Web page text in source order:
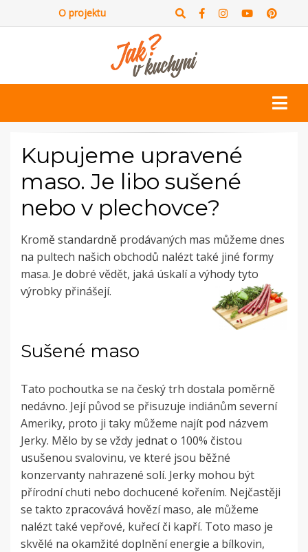
O projektu
Kupujeme upravené
maso. Je libo sušené
nebo v plechovce?
Kromě standardně prodávaných mas můžeme dnes
na pultech našich obchodů nalézt také jiné formy
masa. Je dobré vědět, jaká úskalí a výhody tyto
výrobky přinášejí.
Sušené maso
Tato pochoutka se na český trh dostala poměrně
nedávno. Její původ se přisuzuje indiánům severní
Ameriky, proto ji taky můžeme najít pod názvem
Jerky. Mělo by se vždy jednat o 100% čistou
usušenou svalovinu, ve které jsou běžné
konzervanty nahrazené solí. Jerky mohou být
přírodní chuti nebo dochucené kořením. Nejčastěji
se takto zpracovává hovězí maso, ale můžeme
nalézt také vepřové, kuřecí či kapří. Toto maso je
skvělé na okamžité doplnění energie a bílkovin,